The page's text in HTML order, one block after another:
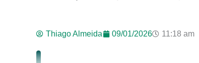
Thiago Almeida 09/01/2026 11:18 am